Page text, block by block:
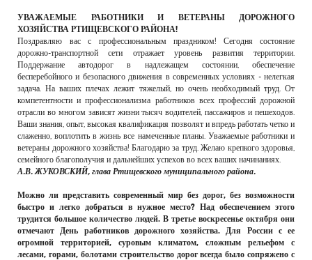
УВАЖАЕМЫЕ РАБОТНИКИ И ВЕТЕРАНЫ ДОРОЖНОГО
ХОЗЯЙСТВА РТИЩЕВСКОГО РАЙОНА!
Поздравляю вас с профессиональным праздником! Сегодня состояние
дорожно-транспортной сети отражает уровень развития территории.
Поддержание автодорог в надлежащем состоянии, обеспечение
бесперебойного и безопасного движения в современных условиях - нелегкая
задача. На ваших плечах лежит тяжелый, но очень необходимый труд. От
компетентности и профессионализма работников всех профессий дорожной
отрасли во многом зависят жизни тысяч водителей, пассажиров и пешеходов.
Ваши знания, опыт, высокая квалификация позволят и впредь работать четко и
слаженно, воплотить в жизнь все намеченные планы. Уважаемые работники и
ветераны дорожного хозяйства! Благодарю за труд. Желаю крепкого здоровья,
семейного благополучия и дальнейших успехов во всех ваших начинаниях.
А.В. ЖУКОВСКИЙ, глава Ртищевского муниципального района.
Можно ли представить современный мир без дорог, без возможности
быстро и легко добраться в нужное место? Над обеспечением этого
трудится большое количество людей. В третье воскресенье октября они
отмечают День работников дорожного хозяйства. Для России с ее
огромной территорией, суровым климатом, сложным рельефом с
лесами, горами, болотами строительство дорог всегда было сопряжено с